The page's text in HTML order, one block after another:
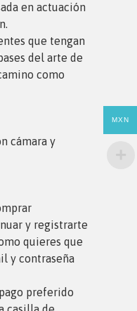
en actuación
que tengan
del arte de
como
cámara y
y registrarte
quieres que
y contraseña
preferido
MXN